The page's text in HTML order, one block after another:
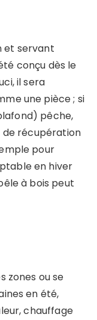
et servant
conçu dès le
il sera
une pièce ; si
pêche,
de récupération
pour
en hiver
à bois peut
zones ou se
en été,
chauffage